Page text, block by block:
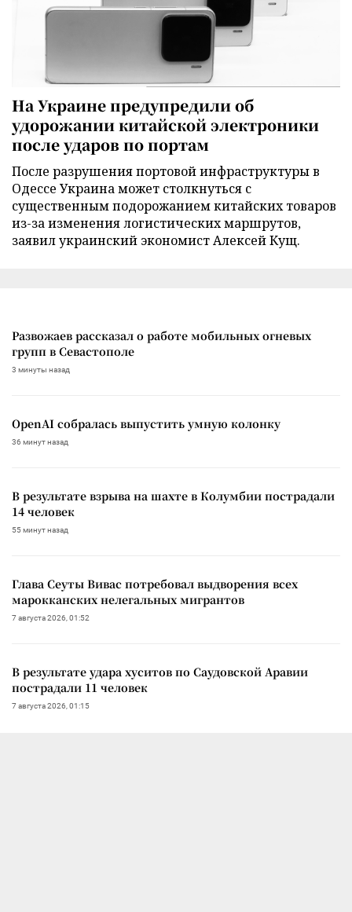
На Украине предупредили об
удорожании китайской электроники
после ударов по портам
После разрушения портовой инфраструктуры в
Одессе Украина может столкнуться с
существенным подорожанием китайских товаров
из-за изменения логистических маршрутов,
заявил украинский экономист Алексей Кущ.
Развожаев рассказал о работе мобильных огневых
групп в Севастополе
3 минуты назад
OpenAI собралась выпустить умную колонку
36 минут назад
В результате взрыва на шахте в Колумбии пострадали
14 человек
55 минут назад
Глава Сеуты Вивас потребовал выдворения всех
марокканских нелегальных мигрантов
7 августа 2026, 01:52
В результате удара хуситов по Саудовской Аравии
пострадали 11 человек
7 августа 2026, 01:15